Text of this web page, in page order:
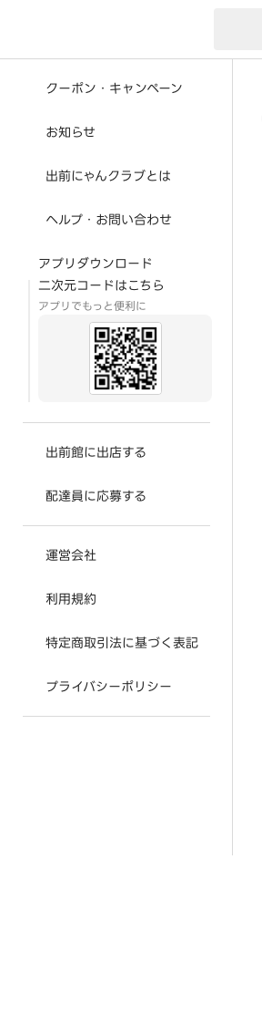
クーポン・キャンペーン
お知らせ
出前にゃんクラブとは
ヘルプ・お問い合わせ
アプリダウンロード
二次元コードはこちら
アプリでもっと便利に
出前館に出店する
配達員に応募する
運営会社
利用規約
特定商取引法に基づく表記
プライバシーポリシー